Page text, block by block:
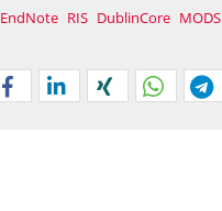
EndNote RIS DublinCore MODS